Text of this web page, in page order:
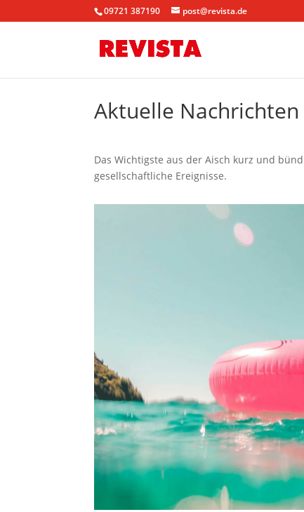
09721 387190 post@revista.de
Aktuelle
Das Wichtigste aus der Aisch kurz und
gesellschaftliche Ereignisse.